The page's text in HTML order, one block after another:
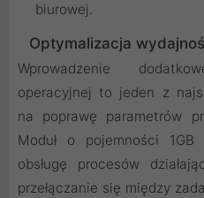
biurowej.
Optymalizacja
Wprowadzenie
operacyjnej to jeden z
na poprawę parametrów
Moduł o pojemności
obsługę procesów
przełączanie się między